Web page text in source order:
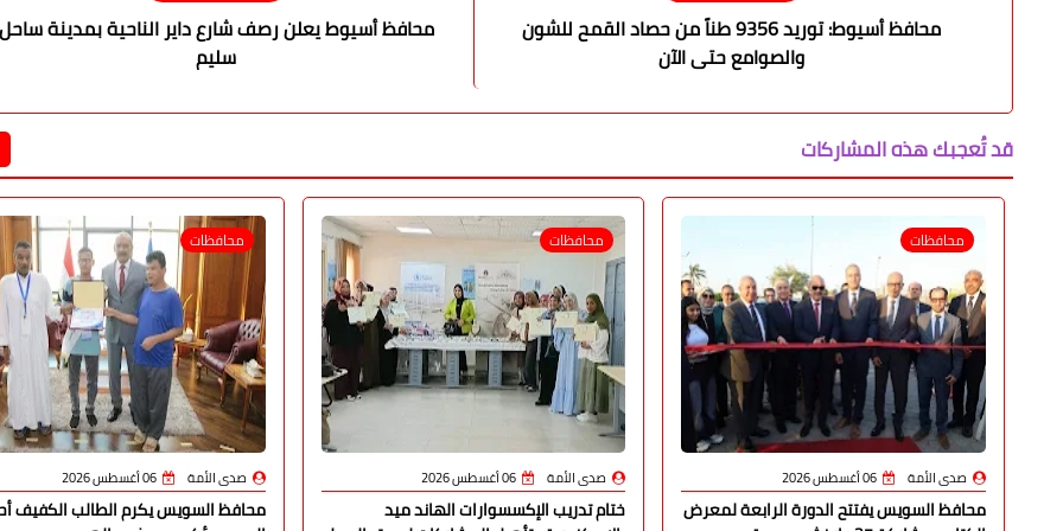
محافظ أسيوط يعلن رصف شارع داير الناحية بمدينة ساحل
سليم
محافظ أسيوط: توريد 9356 طناً من حصاد القمح للشون
والصوامع حتى الآن
قد تُعجبك هذه المشاركات
محافظات
صدى الأمة 06 أغسطس 2026
محافظ السويس يفتتح الدورة الرابعة لمعرض
محافظات
صدى الأمة 06 أغسطس 2026
ختام تدريب الإكسسوارات الهاند ميد
محافظات
صدى الأمة 06 أغسطس 2026
محافظ السويس يكرم الطالب الكفيف